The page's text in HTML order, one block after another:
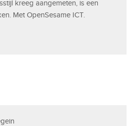
kreeg aangemeten, is een
Met OpenSesame ICT.